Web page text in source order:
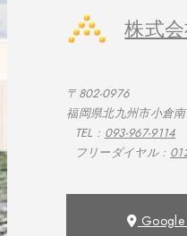
株式
〒802-0976
福岡県北九州市小倉
TEL : 093-967-9114
フリーダイヤル :
Google